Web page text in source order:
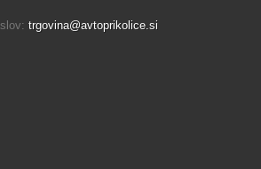
trgovina@avtoprikolice.si